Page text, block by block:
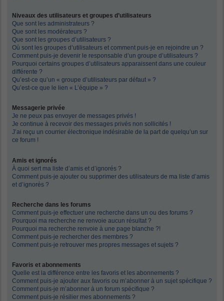
Niveaux des utilisateurs et groupes d’utilisateurs
Que sont les administrateurs ?
Que sont les modérateurs ?
Que sont les groupes d’utilisateurs ?
Où sont les groupes d’utilisateurs et comment puis-je en rejoindre un ?
Comment puis-je devenir le responsable d’un groupe d’utilisateurs ?
Pourquoi certains groupes d’utilisateurs apparaissent dans une couleur
différente ?
Qu’est-ce qu’un « groupe d’utilisateurs par défaut » ?
Qu’est-ce que le lien « L’équipe » ?
Messagerie privée
Je ne peux pas envoyer de messages privés !
Je continue à recevoir des messages privés non sollicités !
J’ai reçu un courrier électronique indésirable de la part de quelqu’un sur
ce forum !
Amis et ignorés
À quoi sert ma liste d’amis et d’ignorés ?
Comment puis-je ajouter ou supprimer des utilisateurs de ma liste d’amis
et d’ignorés ?
Recherche dans les forums
Comment puis-je effectuer une recherche dans un ou des forums ?
Pourquoi ma recherche ne renvoie aucun résultat ?
Pourquoi ma recherche renvoie à une page blanche ?!
Comment puis-je rechercher des membres ?
Comment puis-je retrouver mes propres messages et sujets ?
Favoris et abonnements
Quelle est la différence entre les favoris et les abonnements ?
Comment puis-je ajouter aux favoris ou m’abonner à un sujet spécifique ?
Comment puis-je m’abonner à un forum spécifique ?
Comment puis-je résilier mes abonnements ?